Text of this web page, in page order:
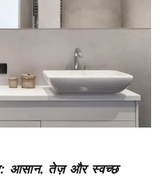
आसान, तेज़ और स्वच्छ